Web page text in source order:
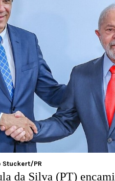
PR
da Silva (PT)